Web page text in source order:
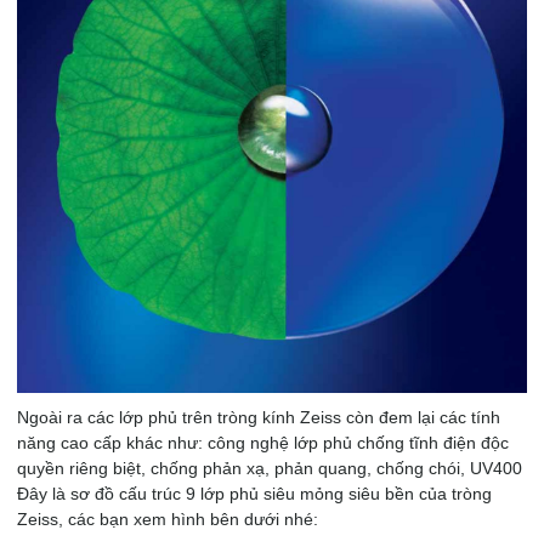
Ngoài ra các lớp phủ trên tròng kính Zeiss còn đem lại các tính
năng cao cấp khác như: công nghệ lớp phủ chống tĩnh điện độc
quyền riêng biệt, chống phản xạ, phản quang, chống chói, UV400
Đây là sơ đồ cấu trúc 9 lớp phủ siêu mỏng siêu bền của tròng
Zeiss, các bạn xem hình bên dưới nhé: